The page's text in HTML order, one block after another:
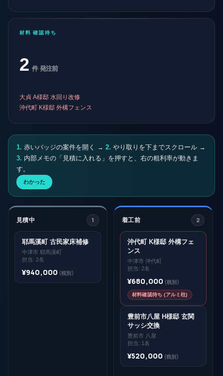
材料 確認待ち
2 件 発注前
大貞 A様邸 水回り改修
沖代町 K様邸 外構フェンス
1. 赤いバッジの案件を開く → 2. やり取りを下までスクロール →
3. 内部メモの「見積に入れる」を押すと、右の粗利率が動きま
す。
わかった
見積中 1
耶馬溪町 古民家床補修
中津市 耶馬溪町
担当: 2名
¥940,000 (税別)
着工前 2
沖代町 K様邸 外構フェ
ンス
中津市 沖代町
担当: 2名
¥680,000 (税別)
材料確認待ち (アルミ柱)
豊前市八屋 H様邸 玄関
サッシ交換
豊前市 八屋
担当: 1名
¥520,000 (税別)
いけます。器具は施主支給で、配線+取
河
れます。
昨日 15:10
昨日 15:13
河
今日の現場、配管 仮組み確認できまし
河
床下断熱、明日午前で入れます。
今日 12:24
配線、午後から入ります。
大貞様、本日の進捗、写真3枚 共有し
ありがとうございます。順調そうで安